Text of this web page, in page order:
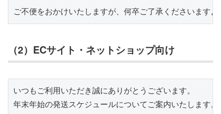
（2）ECサイト・ネットショップ向け
いつもご利用いただき誠にありがとうございます。
年末年始の発送スケジュールについてご案内いたします。